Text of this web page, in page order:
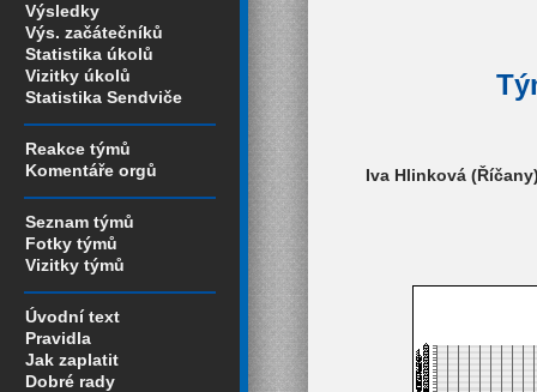
Výsledky
Výs. začátečníků
Statistika úkolů
Vizitky úkolů
Statistika Sendviče
Reakce týmů
Komentáře orgů
Seznam týmů
Fotky týmů
Vizitky týmů
Úvodní text
Pravidla
Jak zaplatit
Dobré rady
Iva Hlinková